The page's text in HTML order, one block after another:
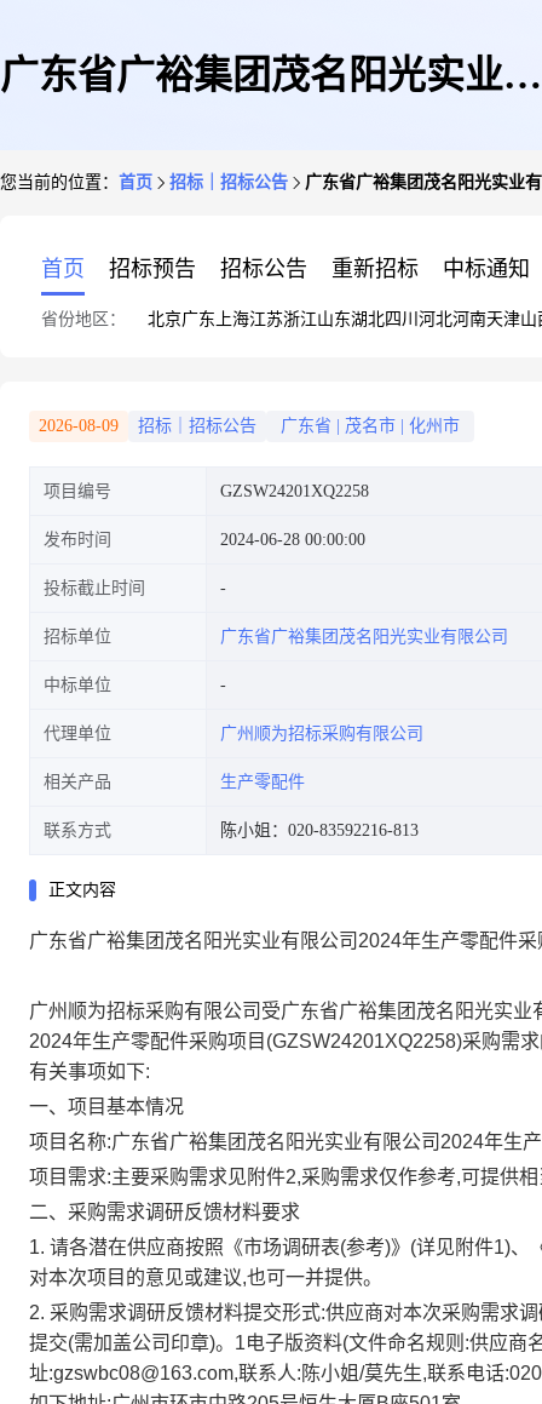
广东省广裕集团茂名阳光实业有
求调研公告
您当前的位置： 首页 招标｜招标公告 广东省广裕集团茂名阳光实业
首页 招标预告 招标公告 重新招标 中标通知
省份地区： 北京广东 上海江苏浙江山东湖北四川 河北河南天津山
2026-08-09 招标｜招标公告 广东省 茂名市 化州市
项目编号 GZSW24201XQ2258
发布时间 2024-06-28 00:00:00
投标截止时间
招标单位 广东省广裕集团茂名阳光实业有限公司
中标单位
代理单位 广州顺为招标采购有限公司
相关产品 生产零配件
联系方式 陈小姐：020-83592216-813
正文内容
广东省广裕集团茂名阳光实业有限公司2024年生产零配件
广州顺为招标采购有限公司受广东省广裕集团茂名阳光实
2024年生产零配件采购项目(GZSW24201XQ2258)采购需
有关事项如下:
一、项目基本情况
项目名称:广东省广裕集团茂名阳光实业有限公司2024年生
项目需求:主要采购需求见附件2,采购需求仅作参考,可提供
二、采购需求调研反馈材料要求
1. 请各潜在供应商按照《市场调研表(参考)》(详见附件1)
对本次项目的意见或建议,也可一并提供。
2. 采购需求调研反馈材料提交形式:供应商对本次采购需求
提交(需加盖公司印章)。1电子版资料(文件命名规则:供应商
址:gzswbc08@163.com,联系人:陈小姐/莫先生,联系电话